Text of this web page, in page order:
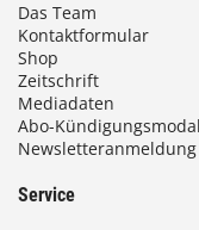
Das Team
Kontaktformular
Shop
Zeitschrift
Mediadaten
Abo-
Newsletteranmeldung
Service